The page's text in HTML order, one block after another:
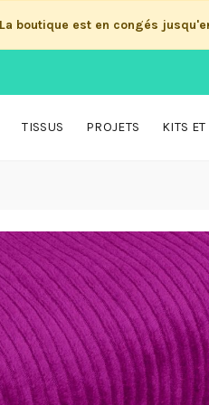
boutique est en congés
TISSUS PROJETS KITS